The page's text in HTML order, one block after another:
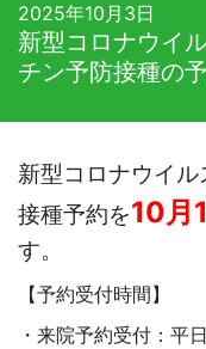
2025年10月3日
新型コロナウイ
チン予防接種の
新型コロナウイ
接種予約を10月
す。
【予約受付時間】
・来院予約受付：平